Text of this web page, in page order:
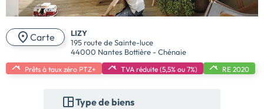
Carte
LIZY
195 route de Sainte-luce
44000 Nantes Bottière - Chénaie
Prêts à taux zéro PTZ+ TVA réduite (5,5% ou 7%) RE 2020
Type de biens